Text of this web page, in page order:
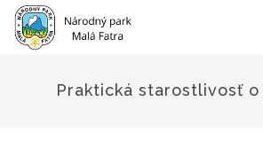
Praktická starostlivosť